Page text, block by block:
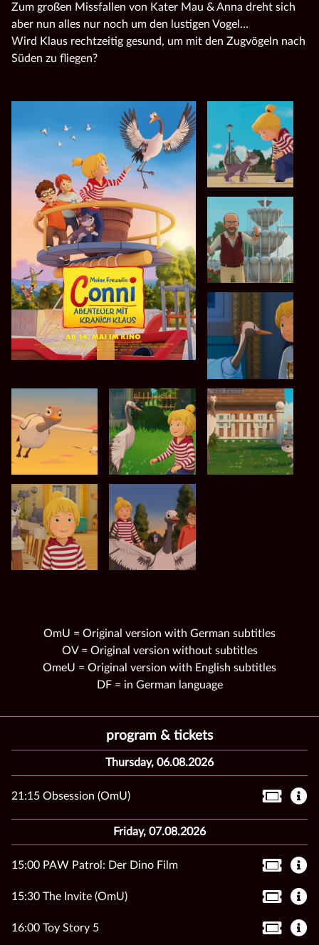
Zum großen Missfallen von Kater Mau & Anna dreht sich
aber nun alles nur noch um den lustigen Vogel…
Wird Klaus rechtzeitig gesund, um mit den Zugvögeln nach
Süden zu fliegen?
OmU = Original version with German subtitles
OV = Original version without subtitles
OmeU = Original version with English subtitles
DF = in German language
program & tickets
Thursday, 06.08.2026
21:15 Obsession (OmU)
Friday, 07.08.2026
15:00 PAW Patrol: Der Dino Film
15:30 The Invite (OmU)
16:00 Toy Story 5